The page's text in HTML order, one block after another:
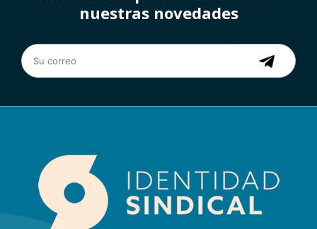
nuestras novedades